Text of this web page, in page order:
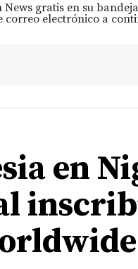
gratis en su
correo electrónico a
en